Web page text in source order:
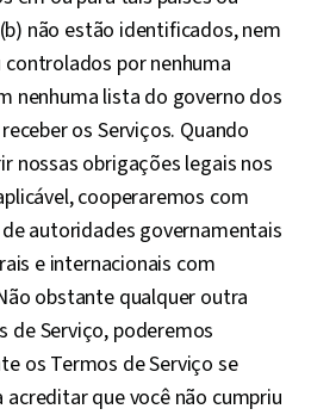
não estão identificados, nem
por nenhuma
nenhuma lista do governo dos
os Serviços. Quando
nossas obrigações legais nos
cooperaremos com
autoridades governamentais
e internacionais com
obstante qualquer outra
de Serviço, poderemos
os Termos de Serviço se
que você não cumpriu